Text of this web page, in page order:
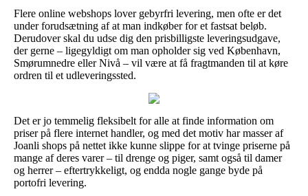
Flere online webshops lover gebyrfri levering, men ofte er det
under forudsætning af at man indkøber for et fastsat beløb.
Derudover skal du udse dig den prisbilligste leveringsudgave,
der gerne – ligegyldigt om man opholder sig ved København,
Smørumnedre eller Nivå – vil være at få fragtmanden til at køre
ordren til et udleveringssted.
Det er jo temmelig fleksibelt for alle at finde information om
priser på flere internet handler, og med det motiv har masser af
Joanli shops på nettet ikke kunne slippe for at tvinge priserne på
mange af deres varer – til drenge og piger, samt også til damer
og herrer – eftertrykkeligt, og endda nogle gange byde på
portofri levering.